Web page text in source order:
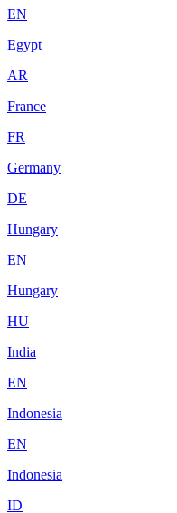
EN
Egypt
AR
France
FR
Germany
DE
Hungary
EN
Hungary
HU
India
EN
Indonesia
EN
Indonesia
ID